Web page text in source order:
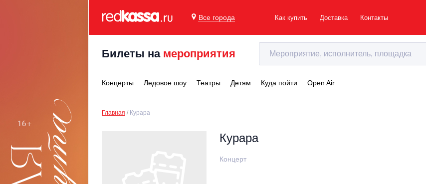
Все города Как купить Доставка Контакты
Билеты на мероприятия
Концерты Ледовое шоу Театры Детям Куда пойти Open Air
Главная Курара
Курара
Концерт